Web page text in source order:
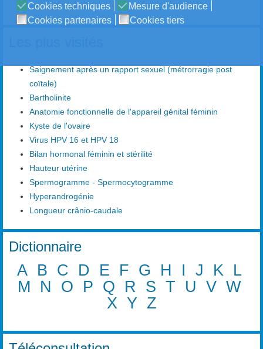
Cookies techniques
Mesure d'audience
Cookies partenaires
Cookies tiers
Test HPV positif
Saignement après un rapport sexuel (métrorragie post
coïtale)
Bartholinite
Anatomie fonctionnelle de l'appareil génital féminin
Kyste de l'ovaire
Virus HPV 16 et HPV 18
Bilan hormonal féminin et stérilité
Hauteur utérine
Spermogramme - Spermocytogramme
Hyperandrogénie
Longueur crânio-caudale
Dictionnaire
A B C D E F G H I J K
L
M
N O P Q R S T U V W
X Y Z